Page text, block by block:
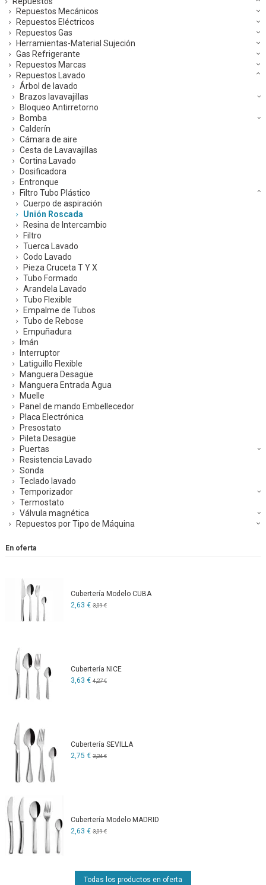
Repuestos Mecánicos
Repuestos Eléctricos
Repuestos Gas
Herramientas-Material Sujeción
Gas Refrigerante
Repuestos Marcas
Repuestos Lavado
Árbol de lavado
Brazos lavavajillas
Bloqueo Antirretorno
Bomba
Calderín
Cámara de aire
Cesta de Lavavajillas
Cortina Lavado
Dosificadora
Entronque
Filtro Tubo Plástico
Cuerpo de aspiración
Unión Roscada
Resina de Intercambio
Filtro
Tuerca Lavado
Codo Lavado
Pieza Cruceta T Y X
Tubo Formado
Arandela Lavado
Tubo Flexible
Empalme de Tubos
Tubo de Rebose
Empuñadura
Imán
Interruptor
Latiguillo Flexible
Manguera Desagüe
Manguera Entrada Agua
Muelle
Panel de mando Embellecedor
Placa Electrónica
Presostato
Pileta Desagüe
Puertas
Resistencia Lavado
Sonda
Teclado lavado
Temporizador
Termostato
Válvula magnética
Repuestos por Tipo de Máquina
En oferta
Cubertería Modelo CUBA
2,63 € 3,09 €
Cubertería NICE
3,63 € 4,27 €
Cubertería SEVILLA
2,75 € 3,24 €
Cubertería Modelo MADRID
2,63 € 3,09 €
Todas los productos en oferta